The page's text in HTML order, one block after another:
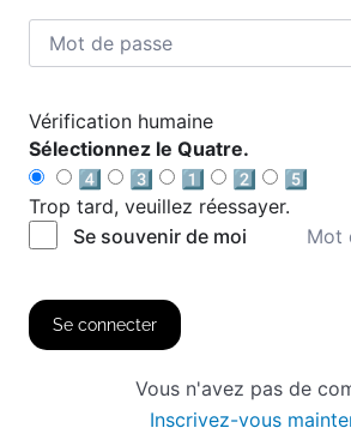
Vérification humaine
Sélectionnez le Quatre.
4️⃣
3️⃣ 1️⃣ 2️⃣
5️⃣
Trop tard, veuillez réessayer.
Se souvenir de moi
Mot
Se connecter
Vous n'avez pas de
Inscrivez-vous